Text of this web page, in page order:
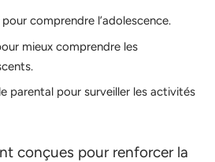
comprendre l’adolescence.
mieux comprendre les
parental pour surveiller les activités
conçues pour renforcer la